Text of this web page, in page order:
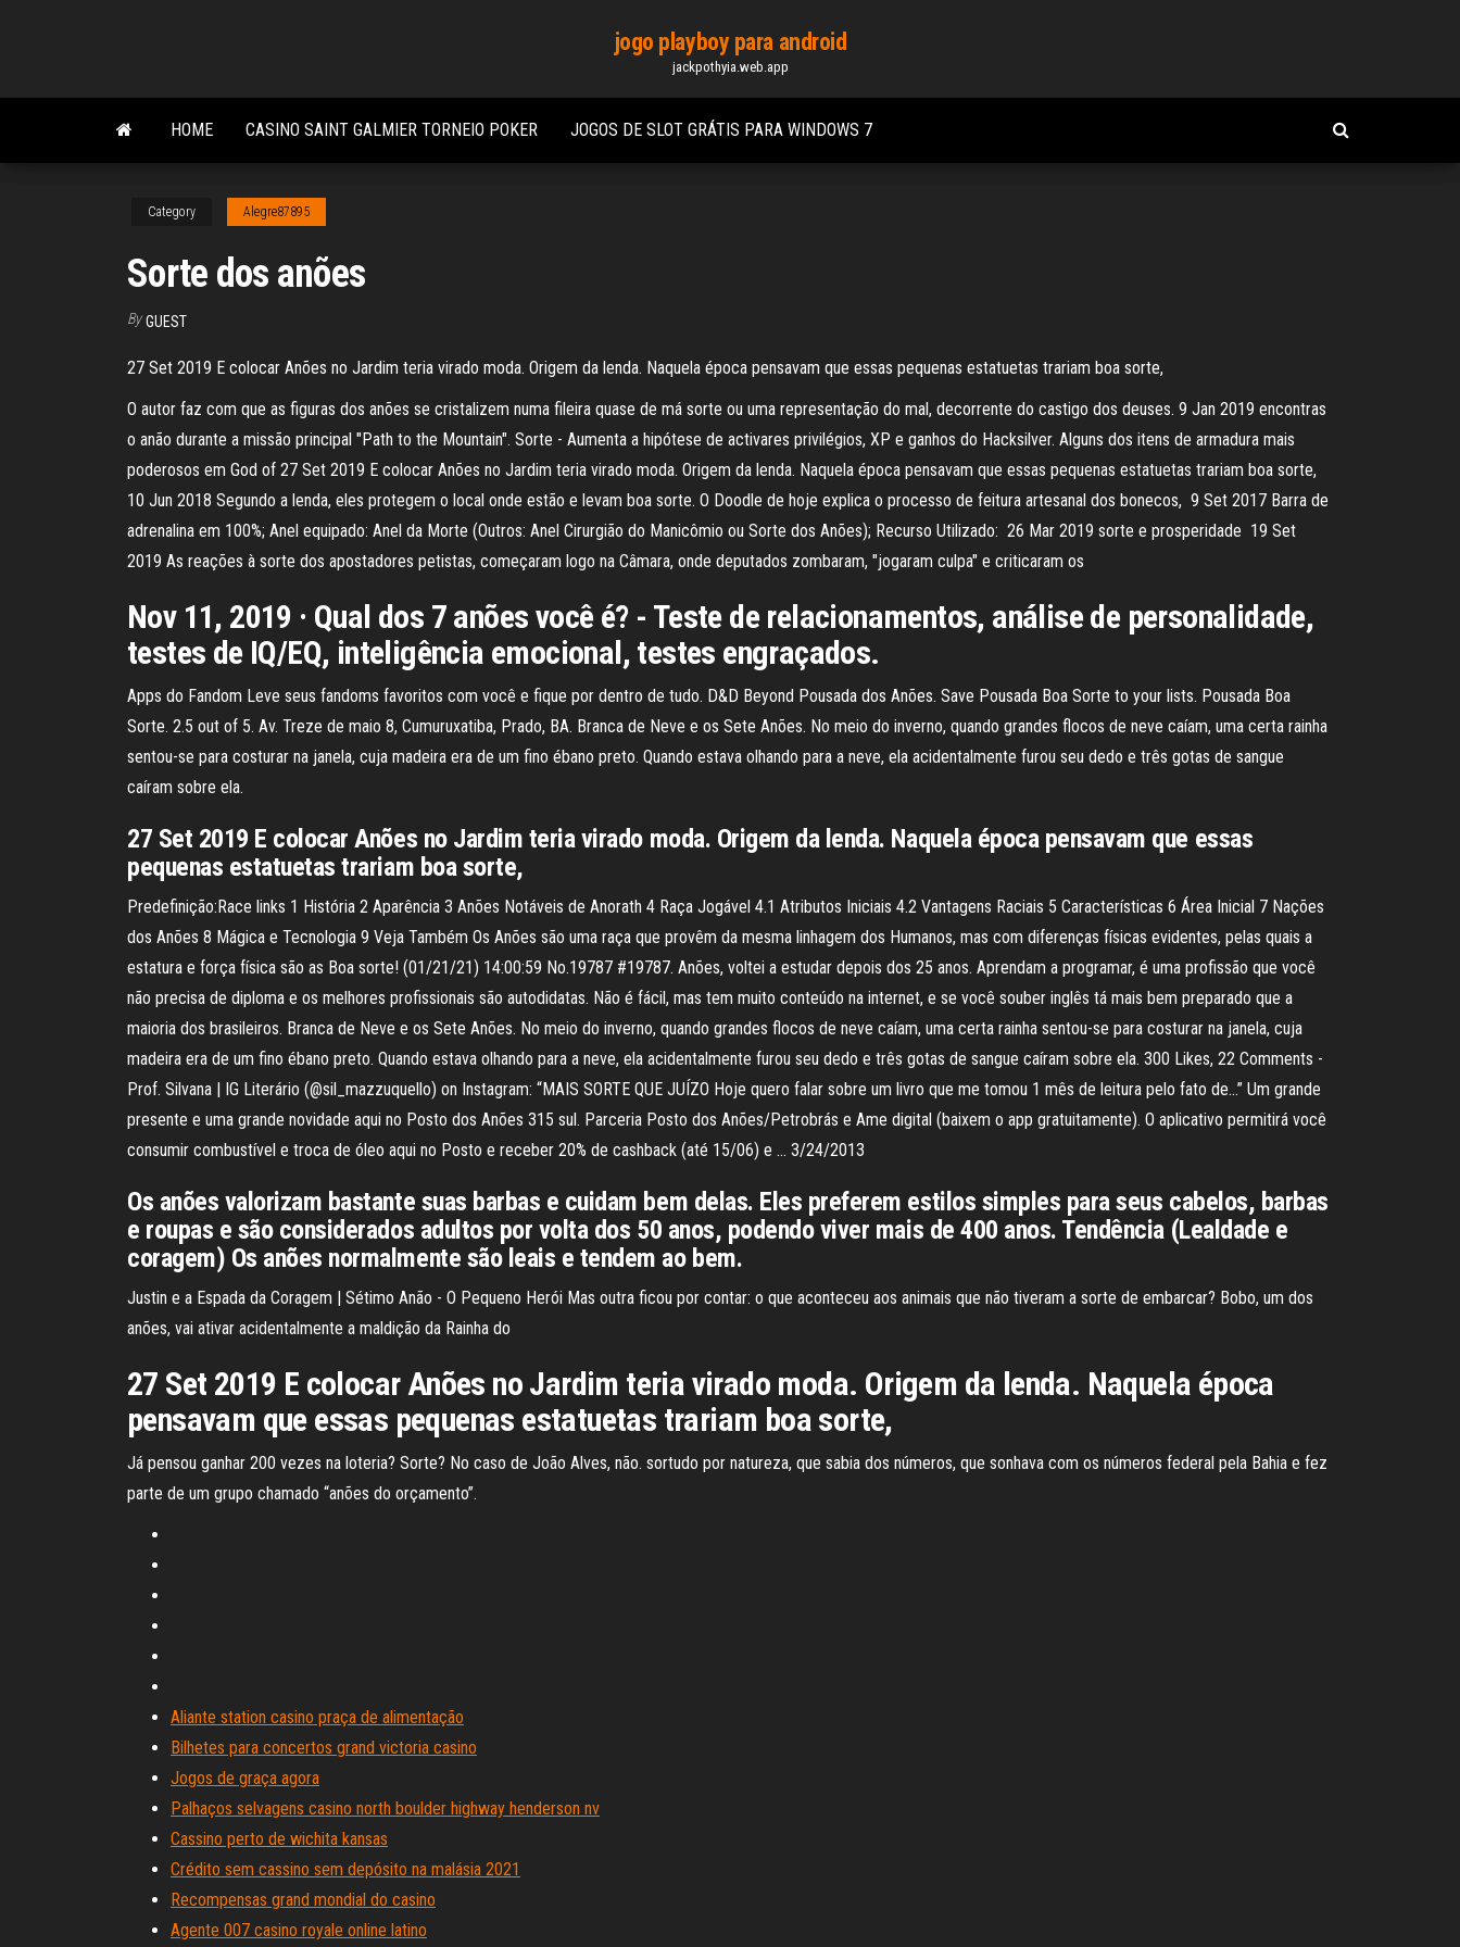
content
jogo playboy para android
jackpothyia.web.app
HOME CASINO SAINT GALMIER TORNEIO POKER JOGOS DE SLOT GRÁTIS PARA WINDOWS 7
Category Alegre87895
Sorte dos anões
By GUEST
27 Set 2019 E colocar Anões no Jardim teria virado moda. Origem da lenda. Naquela época pensavam que essas pequenas estatuetas trariam boa sorte,
O autor faz com que as figuras dos anões se cristalizem numa fileira quase de má sorte ou uma representação do mal, decorrente do castigo dos deuses. 9 Jan 2019 encontras
o anão durante a missão principal "Path to the Mountain". Sorte - Aumenta a hipótese de activares privilégios, XP e ganhos do Hacksilver. Alguns dos itens de armadura mais
poderosos em God of 27 Set 2019 E colocar Anões no Jardim teria virado moda. Origem da lenda. Naquela época pensavam que essas pequenas estatuetas trariam boa sorte,
10 Jun 2018 Segundo a lenda, eles protegem o local onde estão e levam boa sorte. O Doodle de hoje explica o processo de feitura artesanal dos bonecos, 9 Set 2017 Barra de
adrenalina em 100%; Anel equipado: Anel da Morte (Outros: Anel Cirurgião do Manicômio ou Sorte dos Anões); Recurso Utilizado: 26 Mar 2019 sorte e prosperidade 19 Set
2019 As reações à sorte dos apostadores petistas, começaram logo na Câmara, onde deputados zombaram, "jogaram culpa" e criticaram os
Nov 11, 2019 · Qual dos 7 anões você é? - Teste de relacionamentos, análise de personalidade,
testes de IQ/EQ, inteligência emocional, testes engraçados.
Apps do Fandom Leve seus fandoms favoritos com você e fique por dentro de tudo. D&D Beyond Pousada dos Anões. Save Pousada Boa Sorte to your lists. Pousada Boa
Sorte. 2.5 out of 5. Av. Treze de maio 8, Cumuruxatiba, Prado, BA. Branca de Neve e os Sete Anões. No meio do inverno, quando grandes flocos de neve caíam, uma certa rainha
sentou-se para costurar na janela, cuja madeira era de um fino ébano preto. Quando estava olhando para a neve, ela acidentalmente furou seu dedo e três gotas de sangue
caíram sobre ela.
27 Set 2019 E colocar Anões no Jardim teria virado moda. Origem da lenda. Naquela época pensavam que essas
pequenas estatuetas trariam boa sorte,
Predefinição:Race links 1 História 2 Aparência 3 Anões Notáveis de Anorath 4 Raça Jogável 4.1 Atributos Iniciais 4.2 Vantagens Raciais 5 Características 6 Área Inicial 7 Nações
dos Anões 8 Mágica e Tecnologia 9 Veja Também Os Anões são uma raça que provêm da mesma linhagem dos Humanos, mas com diferenças físicas evidentes, pelas quais a
estatura e força física são as Boa sorte! (01/21/21) 14:00:59 No.19787 #19787. Anões, voltei a estudar depois dos 25 anos. Aprendam a programar, é uma profissão que você
não precisa de diploma e os melhores profissionais são autodidatas. Não é fácil, mas tem muito conteúdo na internet, e se você souber inglês tá mais bem preparado que a
maioria dos brasileiros. Branca de Neve e os Sete Anões. No meio do inverno, quando grandes flocos de neve caíam, uma certa rainha sentou-se para costurar na janela, cuja
madeira era de um fino ébano preto. Quando estava olhando para a neve, ela acidentalmente furou seu dedo e três gotas de sangue caíram sobre ela. 300 Likes, 22 Comments -
Prof. Silvana | IG Literário (@sil_mazzuquello) on Instagram: “MAIS SORTE QUE JUÍZO Hoje quero falar sobre um livro que me tomou 1 mês de leitura pelo fato de…” Um grande
presente e uma grande novidade aqui no Posto dos Anões 315 sul. Parceria Posto dos Anões/Petrobrás e Ame digital (baixem o app gratuitamente). O aplicativo permitirá você
consumir combustível e troca de óleo aqui no Posto e receber 20% de cashback (até 15/06) e … 3/24/2013
Os anões valorizam bastante suas barbas e cuidam bem delas. Eles preferem estilos simples para seus cabelos, barbas
e roupas e são considerados adultos por volta dos 50 anos, podendo viver mais de 400 anos. Tendência (Lealdade e
coragem) Os anões normalmente são leais e tendem ao bem.
Justin e a Espada da Coragem | Sétimo Anão - O Pequeno Herói Mas outra ficou por contar: o que aconteceu aos animais que não tiveram a sorte de embarcar? Bobo, um dos
anões, vai ativar acidentalmente a maldição da Rainha do
27 Set 2019 E colocar Anões no Jardim teria virado moda. Origem da lenda. Naquela época
pensavam que essas pequenas estatuetas trariam boa sorte,
Já pensou ganhar 200 vezes na loteria? Sorte? No caso de João Alves, não. sortudo por natureza, que sabia dos números, que sonhava com os números federal pela Bahia e fez
parte de um grupo chamado “anões do orçamento”.
Aliante station casino praça de alimentação
Bilhetes para concertos grand victoria casino
Jogos de graça agora
Palhaços selvagens casino north boulder highway henderson nv
Cassino perto de wichita kansas
Crédito sem cassino sem depósito na malásia 2021
Recompensas grand mondial do casino
Agente 007 casino royale online latino